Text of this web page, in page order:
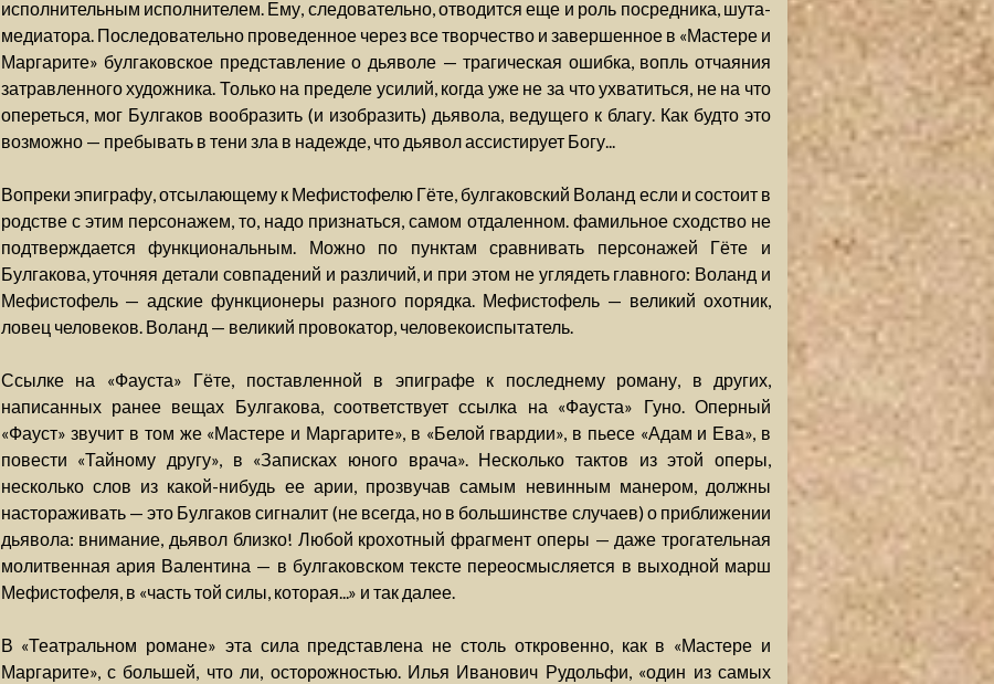
исполнительным исполнителем. Ему, следовательно, отводится еще и роль посредника, шута-
медиатора. Последовательно проведенное через все творчество и завершенное в «Мастере и
Маргарите» булгаковское представление о дьяволе — трагическая ошибка, вопль отчаяния
затравленного художника. Только на пределе усилий, когда уже не за что ухватиться, не на что
опереться, мог Булгаков вообразить (и изобразить) дьявола, ведущего к благу. Как будто это
возможно — пребывать в тени зла в надежде, что дьявол ассистирует Богу...
Вопреки эпиграфу, отсылающему к Мефистофелю Гёте, булгаковский Воланд если и состоит в
родстве с этим персонажем, то, надо признаться, самом отдаленном. фамильное сходство не
подтверждается функциональным. Можно по пунктам сравнивать персонажей Гёте и
Булгакова, уточняя детали совпадений и различий, и при этом не углядеть главного: Воланд и
Мефистофель — адские функционеры разного порядка. Мефистофель — великий охотник,
ловец человеков. Воланд — великий провокатор, человекоиспытатель.
Ссылке на «Фауста» Гёте, поставленной в эпиграфе к последнему роману, в других,
написанных ранее вещах Булгакова, соответствует ссылка на «Фауста» Гуно. Оперный
«Фауст» звучит в том же «Мастере и Маргарите», в «Белой гвардии», в пьесе «Адам и Ева», в
повести «Тайному другу», в «Записках юного врача». Несколько тактов из этой оперы,
несколько слов из какой-нибудь ее арии, прозвучав самым невинным манером, должны
настораживать — это Булгаков сигналит (не всегда, но в большинстве случаев) о приближении
дьявола: внимание, дьявол близко! Любой крохотный фрагмент оперы — даже трогательная
молитвенная ария Валентина — в булгаковском тексте переосмысляется в выходной марш
Мефистофеля, в «часть той силы, которая...» и так далее.
В «Театральном романе» эта сила представлена не столь откровенно, как в «Мастере и
Маргарите», с большей, что ли, осторожностью. Илья Иванович Рудольфи, «один из самых